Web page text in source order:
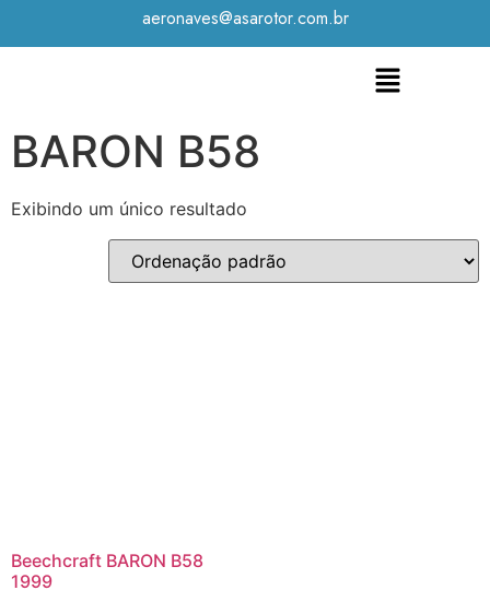
aeronaves@asarotor.com.br
BARON B58
Exibindo um único resultado
Beechcraft BARON B58
1999